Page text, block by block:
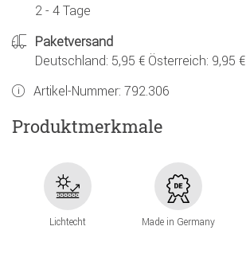
2 - 4 Tage
Paketversand
Deutschland: 5,95 € Österreich: 9,95 €
Artikel-Nummer: 792.306
Produktmerkmale
Lichtecht Made in Germany